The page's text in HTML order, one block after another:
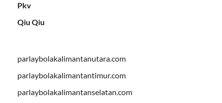
Pkv
Qiu Qiu
parlaybolakalimantanutara.com
parlaybolakalimantantimur.com
parlaybolakalimantanselatan.com